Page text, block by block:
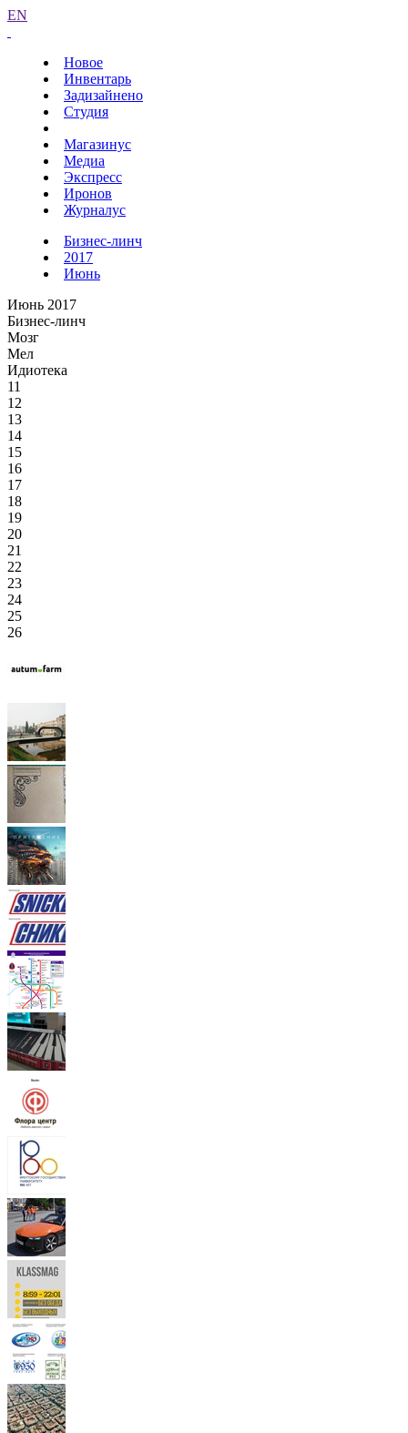
EN
Новое
Инвентарь
Задизайнено
Студия
Магазинус
Медиа
Экспресс
Иронов
Журналус
Бизнес-линч
2017
Июнь
Июнь 2017
Бизнес-линч
Мозг
Мел
Идиотека
11
12
13
14
15
16
17
18
19
20
21
22
23
24
25
26